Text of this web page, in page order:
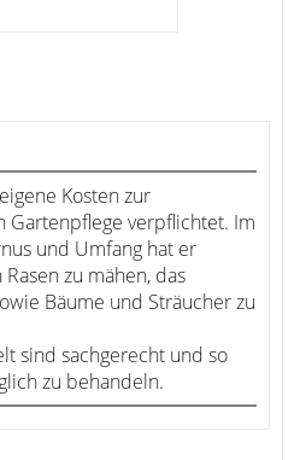
Kosten zur
Gartenpflege verpflichtet. Im
und Umfang hat er
zu mähen, das
Bäume und Sträucher zu
sind sachgerecht und so
zu behandeln.